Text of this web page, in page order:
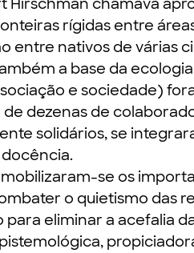
Hirschman chamava
rígidas entre
entre nativos de várias
a base da
e sociedade)
dezenas de
solidários, se
se os
o quietismo das
para eliminar a acefalia